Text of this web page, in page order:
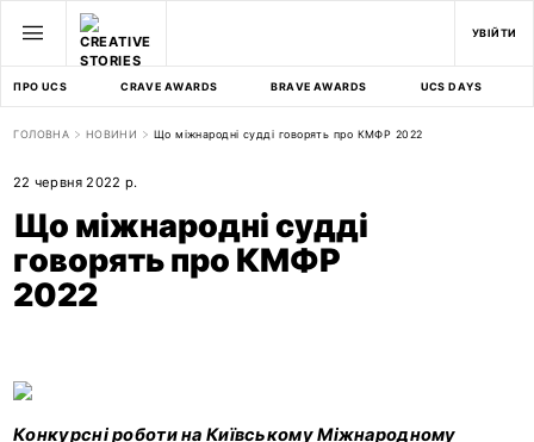
УВІЙТИ
ПРО UCS CRAVE AWARDS BRAVE AWARDS UCS DAYS
ГОЛОВНА НОВИНИ Що міжнародні судді говорять про КМФР 2022
Що міжнародні судді
говорять про КМФР
2022
22 червня 2022 р.
Конкурсні роботи на Київському Міжнародному